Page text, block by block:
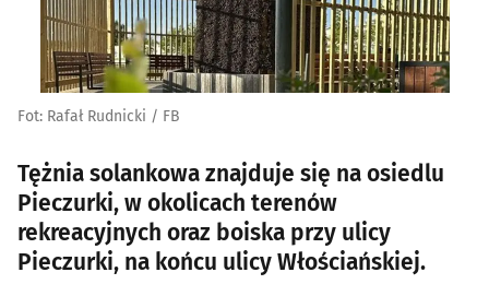
Fot: Rafał Rudnicki / FB
Tężnia solankowa znajduje się na osiedlu
Pieczurki, w okolicach terenów
rekreacyjnych oraz boiska przy ulicy
Pieczurki, na końcu ulicy Włościańskiej.